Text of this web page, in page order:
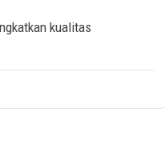
kualitas